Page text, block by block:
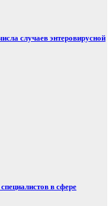
случаев энтеровирусной
в сфере